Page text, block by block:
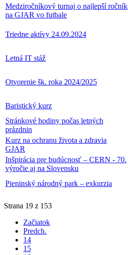
Medziročníkový turnaj o najlepší ročník
na GJAR vo futbale
Triedne aktívy 24.09.2024
Letná IT stáž
Otvorenie šk. roka 2024/2025
Baristický kurz
Stránkové hodiny počas letných
prázdnin
Kurz na ochranu života a zdravia
GJAR
Inšpirácia pre budúcnosť – CERN - 70.
výročie aj na Slovensku
Pieninský národný park – exkurzia
Strana 19 z 153
Začiatok
Predch.
14
15